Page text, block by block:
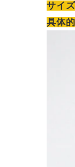
サイ
具体